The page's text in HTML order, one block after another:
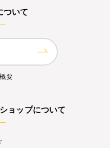
ついて
要
ョップについて